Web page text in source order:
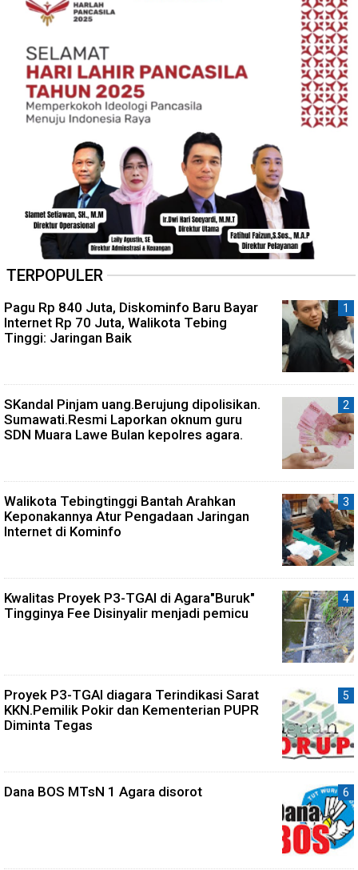
TERPOPULER
Pagu Rp 840 Juta, Diskominfo Baru Bayar
Internet Rp 70 Juta, Walikota Tebing
Tinggi: Jaringan Baik
SKandal Pinjam uang.Berujung dipolisikan.
Sumawati.Resmi Laporkan oknum guru
SDN Muara Lawe Bulan kepolres agara.
Walikota Tebingtinggi Bantah Arahkan
Keponakannya Atur Pengadaan Jaringan
Internet di Kominfo
Kwalitas Proyek P3-TGAI di Agara"Buruk"
Tingginya Fee Disinyalir menjadi pemicu
Proyek P3-TGAI diagara Terindikasi Sarat
KKN.Pemilik Pokir dan Kementerian PUPR
Diminta Tegas
Dana BOS MTsN 1 Agara disorot